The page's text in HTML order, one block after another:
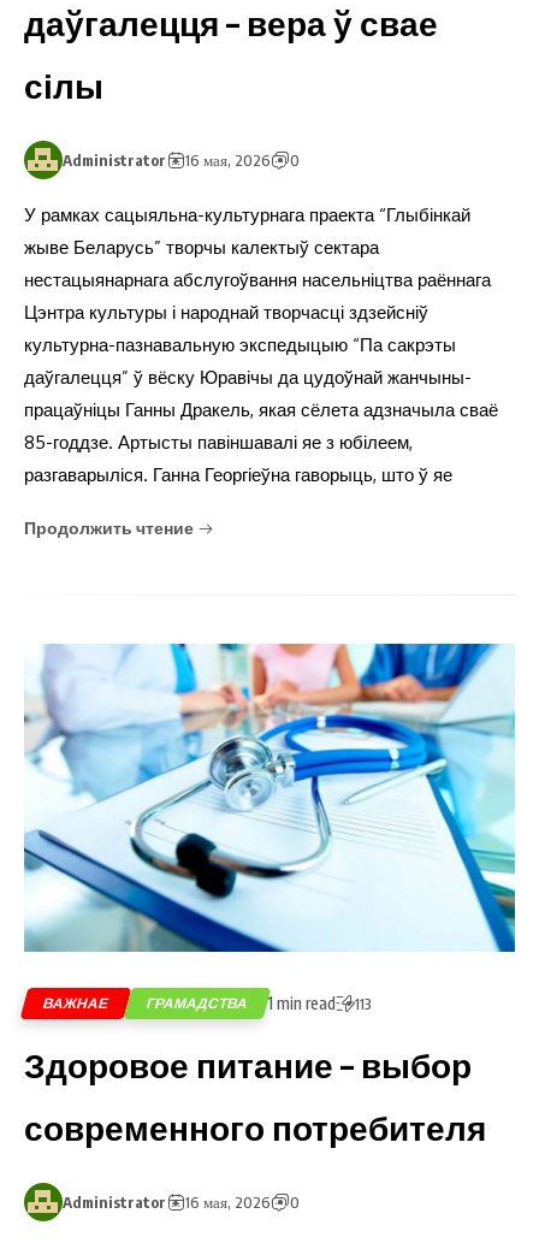
даўгалецця – вера ў свае
сілы
Administrator 16 мая, 2026 0
У рамках сацыяльна-культурнага праекта “Глыбінкай
жыве Беларусь” творчы калектыў сектара
нестацыянарнага абслугоўвання насельніцтва раённага
Цэнтра культуры і народнай творчасці здзейсніў
культурна-пазнавальную экспедыцыю “Па сакрэты
даўгалецця” ў вёску Юравічы да цудоўнай жанчыны-
працаўніцы Ганны Дракель, якая сёлета адзначыла сваё
85-годдзе. Артысты павіншавалі яе з юбілеем,
разгаварыліся. Ганна Георгіеўна гаворыць, што ў яе
Продолжить чтение
ВАЖНАЕ ГРАМАДСТВА 1 min read 113
Здоровое питание – выбор
современного потребителя
Administrator 16 мая, 2026 0